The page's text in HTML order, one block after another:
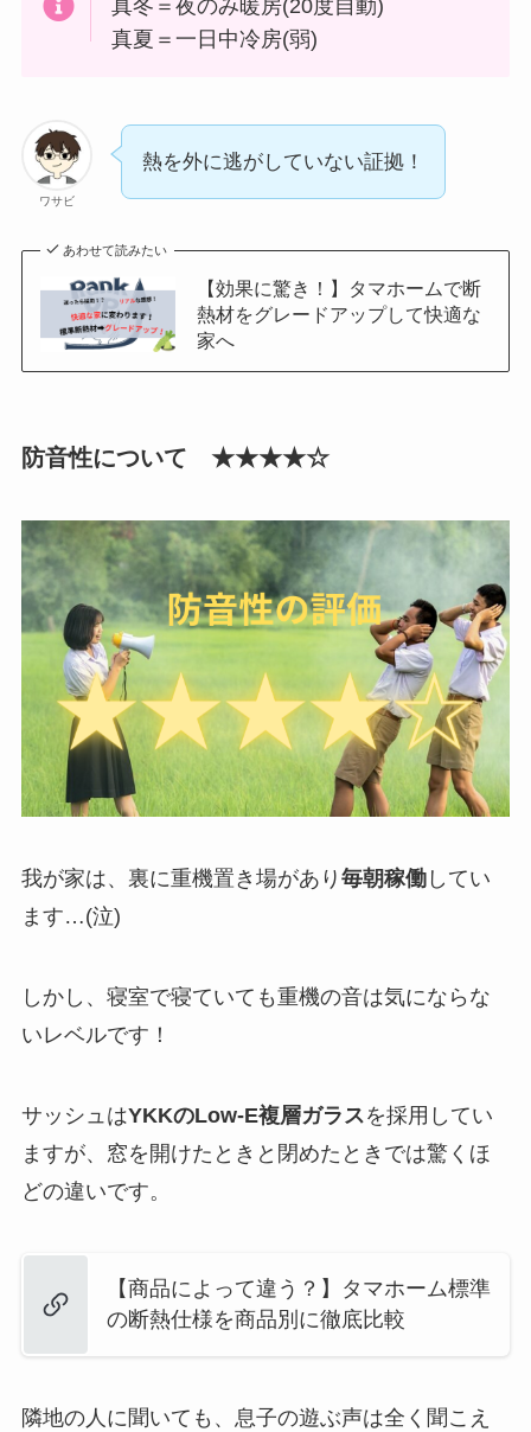
真冬＝夜のみ暖房(20度自動)
真夏＝一日中冷房(弱)
ワサビ
熱を外に逃がしていない証拠！
あわせて読みたい
【効果に驚き！】タマホームで断
熱材をグレードアップして快適な
家へ
防音性について ★★★★☆
我が家は、裏に重機置き場があり 毎朝稼働してい
ます…(泣)
しかし、寝室で寝ていても重機の音は気にならな
いレベルです！
サッシュはYKKのLow-E複層ガラスを採用してい
ますが、窓を開けたときと閉めたときでは驚くほ
どの違いです。
【商品によって違う？】タマホーム標準
の断熱仕様を商品別に徹底比較
隣地の人に聞いても、息子の遊ぶ声は全く聞こえ